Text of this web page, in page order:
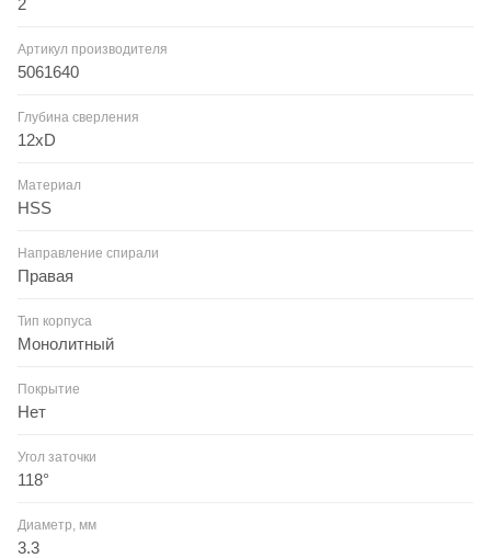
2
Артикул производителя
5061640
Глубина сверления
12xD
Материал
HSS
Направление спирали
Правая
Тип корпуса
Монолитный
Покрытие
Нет
Угол заточки
118°
Диаметр, мм
3.3